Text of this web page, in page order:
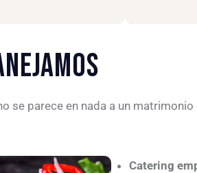
se parece en nada a un
Catering